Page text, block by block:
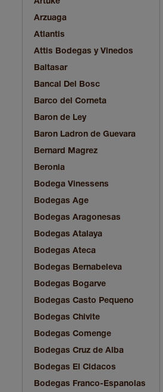
Arzuaga
Atlantis
Attis Bodegas y Vinedos
Baltasar
Bancal Del Bosc
Barco del Corneta
Baron de Ley
Baron Ladron de Guevara
Bernard Magrez
Beronia
Bodega Vinessens
Bodegas Age
Bodegas Aragonesas
Bodegas Atalaya
Bodegas Ateca
Bodegas Bernabeleva
Bodegas Bogarve
Bodegas Casto Pequeno
Bodegas Chivite
Bodegas Comenge
Bodegas Cruz de Alba
Bodegas El Cidacos
Bodegas Franco-Espanolas